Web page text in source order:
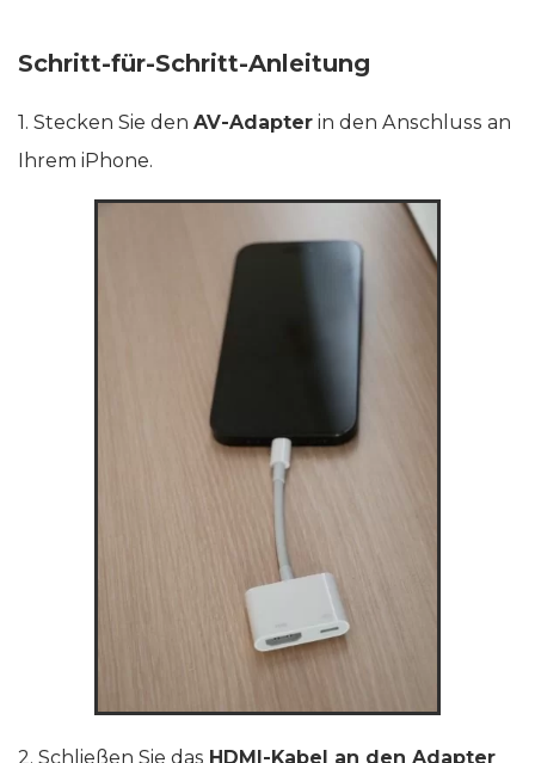
Schritt-für-Schritt-Anleitung
1. Stecken Sie den AV-Adapter in den Anschluss an
Ihrem iPhone.
2. Schließen Sie das HDMI-Kabel an den Adapter